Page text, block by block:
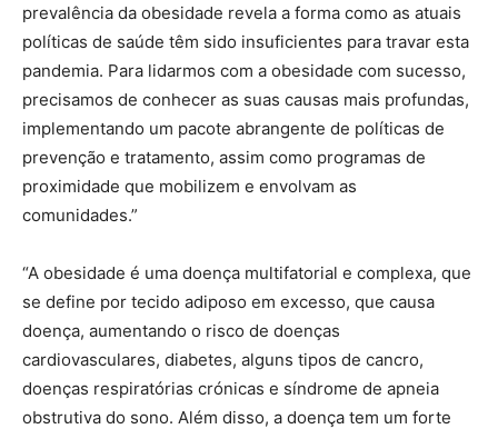
prevalência da obesidade revela a forma como as atuais
políticas de saúde têm sido insuficientes para travar esta
pandemia. Para lidarmos com a obesidade com sucesso,
precisamos de conhecer as suas causas mais profundas,
implementando um pacote abrangente de políticas de
prevenção e tratamento, assim como programas de
proximidade que mobilizem e envolvam as
comunidades.”
“A obesidade é uma doença multifatorial e complexa, que
se define por tecido adiposo em excesso, que causa
doença, aumentando o risco de doenças
cardiovasculares, diabetes, alguns tipos de cancro,
doenças respiratórias crónicas e síndrome de apneia
obstrutiva do sono. Além disso, a doença tem um forte